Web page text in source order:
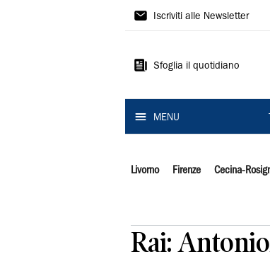
Il
Iscriviti alle Newsletter
Sfoglia il quotidiano
MENU
Livorno Firenze Cecina-
Rai: